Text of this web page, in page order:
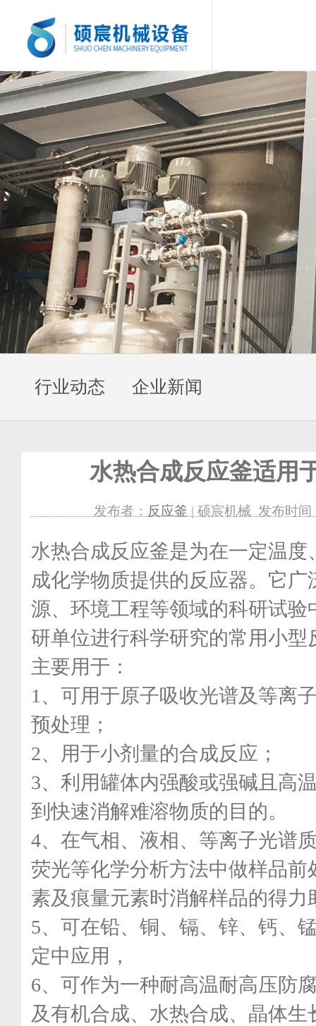
行业动态 企业新闻
水热合成反应釜适用
发布者： 反应釜 | 硕宸机械 发布时间
水热合成反应釜是为在一定温度
成化学物质提供的反应器。它
源、环境工程等领域的科研试验
研单位进行科学研究的常用小型
主要用于：
1、可用于原子吸收光谱及等离
预处理；
2、用于小剂量的合成反应；
3、利用罐体内强酸或强碱且高
到快速消解难溶物质的目的。
4、在气相、液相、等离子光谱
荧光等化学分析方法中做样品前
素及痕量元素时消解样品的得力
5、可在铅、铜、镉、锌、钙、
定中应用，
6、可作为一种耐高温耐高压防
及有机合成、水热合成、晶体